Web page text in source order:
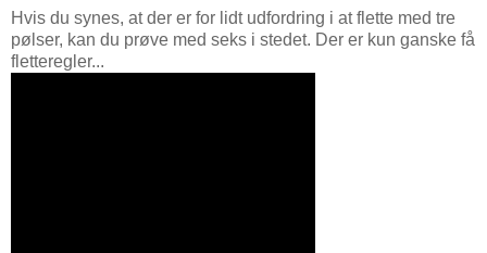
Hvis du synes, at der er for lidt udfordring i at flette med tre
pølser, kan du prøve med seks i stedet. Der er kun ganske få
fletteregler...